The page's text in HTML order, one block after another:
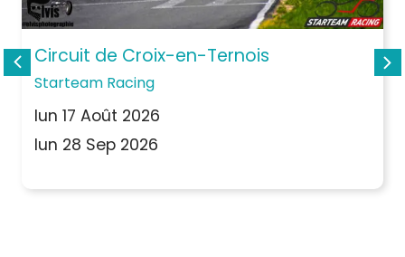
Circuit de Croix-en-Ternois
Starteam Racing
lun 17 Août 2026
lun 28 Sep 2026